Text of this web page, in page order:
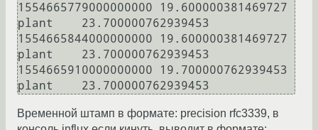
1554665779000000000 19.600000381469727
plant    23.700000762939453
1554665844000000000 19.600000381469727
plant    23.700000762939453
1554665910000000000 19.700000762939453
Временной штамп в формате: precision rfc3339, в